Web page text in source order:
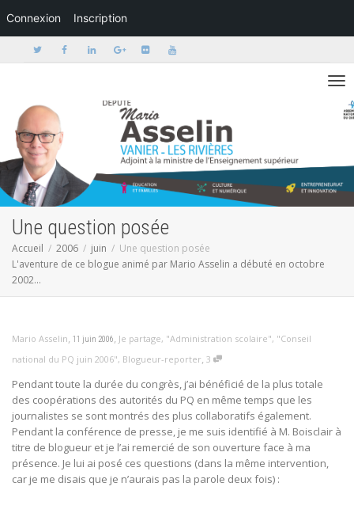
Connexion Inscription
Activer/
Une question posée
Accueil 2006 juin
Une question posée
L'aventure de ce blogue animé par Mario Asselin a débuté en octobre
2002...
Mario Asselin, 11 juin 2006, Je partage, "Administration scolaire", "Conseil
national du PQ juin 2006", Blogueur-reporter, 3
Pendant toute la durée du congrès, j’ai bénéficié de la plus totale
des coopérations des autorités du PQ en même temps que les
journalistes se sont montrés des plus collaboratifs également.
Pendant la conférence de presse, je me suis identifié à M. Boisclair à
titre de blogueur et je l’ai remercié de son ouverture face à ma
présence. Je lui ai posé ces questions (dans la même intervention,
car je me disais que je n’aurais pas la parole deux fois) :